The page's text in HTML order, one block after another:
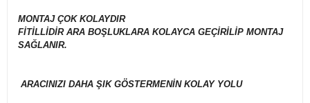
MONTAJ ÇOK KOLAYDIR
FİTİLLİDİR ARA BOŞLUKLARA KOLAYCA GEÇİRİLİP MONTAJ
SAĞLANIR.
ARACINIZI DAHA ŞIK GÖSTERMENİN KOLAY YOLU